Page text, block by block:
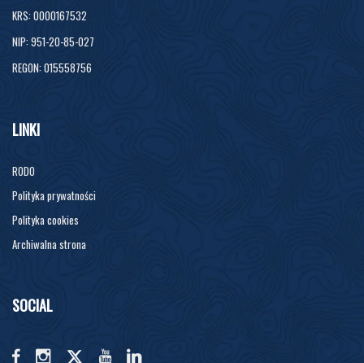
KRS: 0000167532
NIP: 951-20-85-027
REGON: 015558756
LINKI
RODO
Polityka prywatności
Polityka cookies
Archiwalna strona
SOCIAL